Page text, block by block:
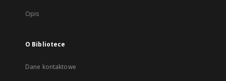
Opis
O Bibliotece
Dane kontaktowe